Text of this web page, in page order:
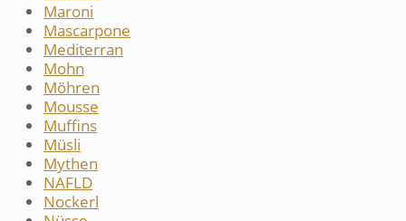
Maroni
Mascarpone
Mediterran
Mohn
Möhren
Mousse
Muffins
Müsli
Mythen
NAFLD
Nockerl